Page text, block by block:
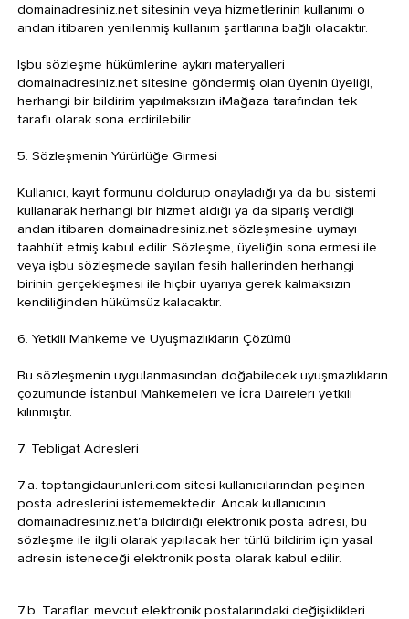
domainadresiniz.net sitesinin veya hizmetlerinin kullanımı o
andan itibaren yenilenmiş kullanım şartlarına bağlı olacaktır.
İşbu sözleşme hükümlerine aykırı materyalleri
domainadresiniz.net sitesine göndermiş olan üyenin üyeliği,
herhangi bir bildirim yapılmaksızın iMağaza tarafından tek
taraflı olarak sona erdirilebilir.
5. Sözleşmenin Yürürlüğe Girmesi
Kullanıcı, kayıt formunu doldurup onayladığı ya da bu sistemi
kullanarak herhangi bir hizmet aldığı ya da sipariş verdiği
andan itibaren domainadresiniz.net sözleşmesine uymayı
taahhüt etmiş kabul edilir. Sözleşme, üyeliğin sona ermesi ile
veya işbu sözleşmede sayılan fesih hallerinden herhangi
birinin gerçekleşmesi ile hiçbir uyarıya gerek kalmaksızın
kendiliğinden hükümsüz kalacaktır.
6. Yetkili Mahkeme ve Uyuşmazlıkların Çözümü
Bu sözleşmenin uygulanmasından doğabilecek uyuşmazlıkların
çözümünde İstanbul Mahkemeleri ve İcra Daireleri yetkili
kılınmıştır.
7. Tebligat Adresleri
7.a. toptangidaurunleri.com sitesi kullanıcılarından peşinen
posta adreslerini istememektedir. Ancak kullanıcının
domainadresiniz.net'a bildirdiği elektronik posta adresi, bu
sözleşme ile ilgili olarak yapılacak her türlü bildirim için yasal
adresin isteneceği elektronik posta olarak kabul edilir.
7.b. Taraflar, mevcut elektronik postalarındaki değişiklikleri